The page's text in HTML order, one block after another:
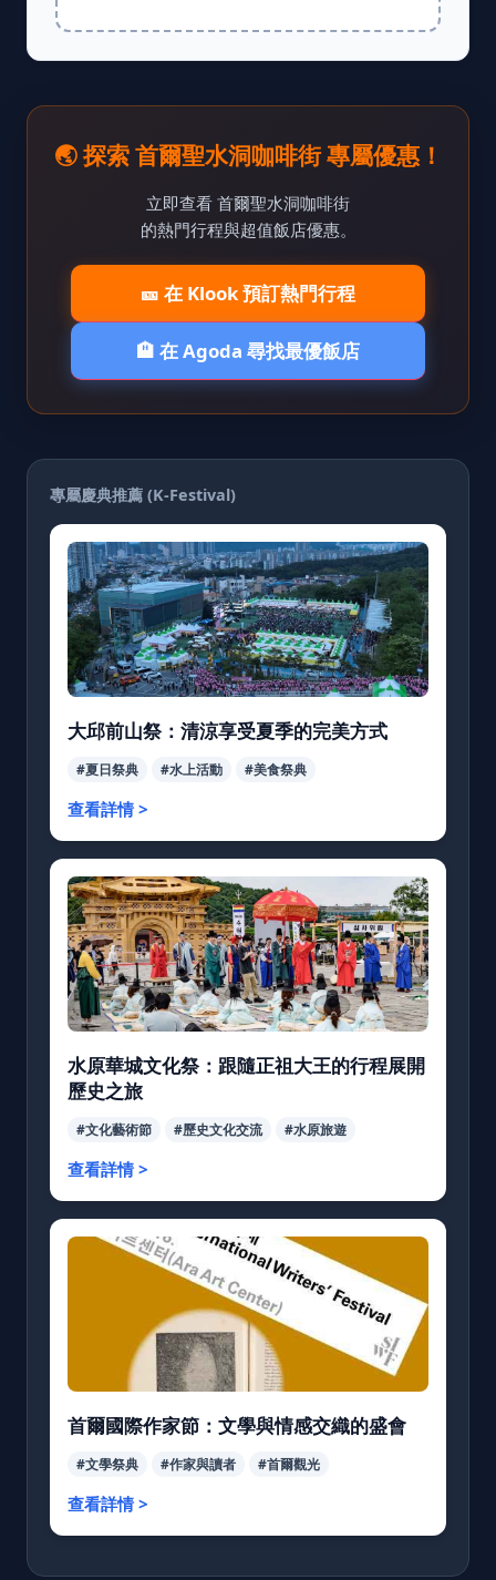
🌏 探索 首爾聖水洞咖啡街 專屬優惠！
立即查看 首爾聖水洞咖啡街
的熱門行程與超值飯店優惠。
🎫 在 Klook 預訂熱門行程
🏨 在 Agoda 尋找最優飯店
專屬慶典推薦 (K-Festival)
大邱前山祭：清涼享受夏季的完美方式
#夏日祭典 #水上活動 #美食祭典
查看詳情 >
水原華城文化祭：跟隨正祖大王的行程展開
歷史之旅
#文化藝術節 #歷史文化交流 #水原旅遊
查看詳情 >
首爾國際作家節：文學與情感交織的盛會
#文學祭典 #作家與讀者 #首爾觀光
查看詳情 >